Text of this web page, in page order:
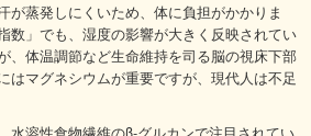
が蒸発しにくいため、体に負担がかかりま
数」でも、湿度の影響が大きく反映されてい
、体温調節など生命維持を司る脳の視床下部
はマグネシウムが重要ですが、現代人は不足